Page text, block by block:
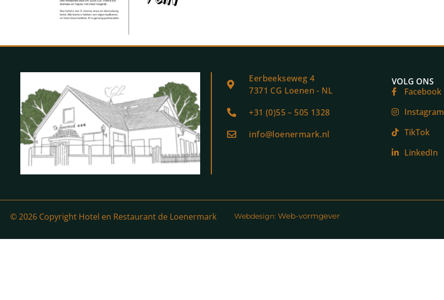
Eerbeekseweg 4
7371 CG Loenen - NL
+31 (0)55 – 505 1328
info@loenermark.nl
VOLG ONS
Facebook
Instagram
TikTok
LinkedIn
© 2026 Copyright Hotel en Restaurant de Loenermark Webdesign:Web-vormgever